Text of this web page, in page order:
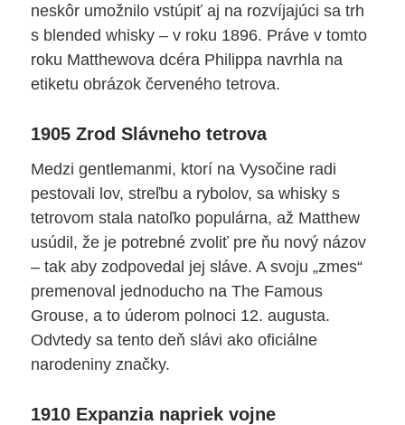
neskôr umožnilo vstúpiť aj na rozvíjajúci sa trh
s blended whisky – v roku 1896. Práve v tomto
roku Matthewova dcéra Philippa navrhla na
etiketu obrázok červeného tetrova.
1905 Zrod Slávneho tetrova
Medzi gentlemanmi, ktorí na Vysočine radi
pestovali lov, streľbu a rybolov, sa whisky s
tetrovom stala natoľko populárna, až Matthew
usúdil, že je potrebné zvoliť pre ňu nový názov
– tak aby zodpovedal jej sláve. A svoju „zmes“
premenoval jednoducho na The Famous
Grouse, a to úderom polnoci 12. augusta.
Odvtedy sa tento deň slávi ako oficiálne
narodeniny značky.
1910 Expanzia napriek vojne